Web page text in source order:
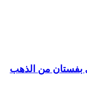
بفستان من الذهب